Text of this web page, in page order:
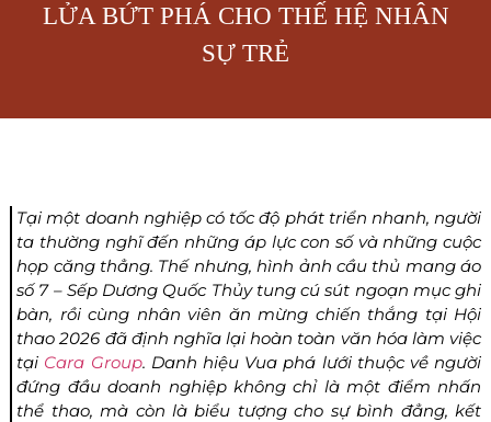
LỬA BỨT PHÁ CHO THẾ HỆ NHÂN
SỰ TRẺ
Tại một doanh nghiệp có tốc độ phát triển nhanh, người
ta thường nghĩ đến những áp lực con số và những cuộc
họp căng thẳng. Thế nhưng, hình ảnh cầu thủ mang áo
số 7 – Sếp Dương Quốc Thủy tung cú sút ngoạn mục ghi
bàn, rồi cùng nhân viên ăn mừng chiến thắng tại Hội
thao 2026 đã định nghĩa lại hoàn toàn văn hóa làm việc
tại Cara Group. Danh hiệu Vua phá lưới thuộc về người
đứng đầu doanh nghiệp không chỉ là một điểm nhấn
thể thao, mà còn là biểu tượng cho sự bình đẳng, kết